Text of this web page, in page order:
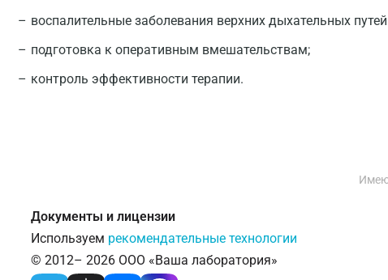
воспалительные заболевания верхних дыхательных
подготовка к оперативным вмешательствам;
контроль эффективности терапии.
Документы и лицензии
Используем рекомендательные технологии
© 2012– 2026 ООО «Ваша лаборатория»